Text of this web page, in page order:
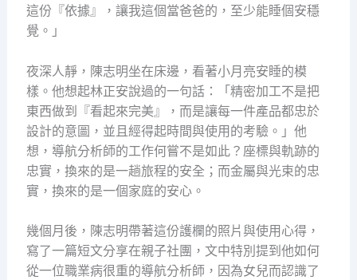
這份『依據』，讓我這個當爸爸的，至少能睡個安穩
覺。」
夜深人靜，陳志明坐在床邊，看著小月亮安睡的模
樣。他想起林正安說過的一句話：「精密加工不是把
東西做到『看起來完美』，而是讓每一件產品都忠於
設計的意圖，並且經得起時間與使用的考驗。」他
想，導航分析師的工作何嘗不是如此？座標與軌跡的
忠實，換來的是一趟旅程的安全；而金屬與光束的忠
實，換來的是一個家庭的安心。
幾個月後，陳志明帶著這份護欄的照片與使用心得，
寫了一篇短文分享在親子社團，文中特別提到他如何
從一位職業病很重的導航分析師，因為女兒而認識了